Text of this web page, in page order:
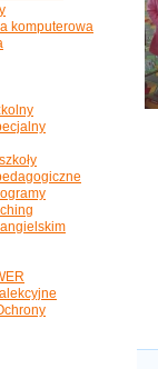
komputerowa